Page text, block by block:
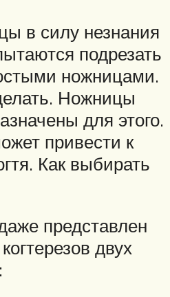
в силу незнания
подрезать
ножницами.
Ножницы
для этого.
привести к
Как выбирать
представлен
двух